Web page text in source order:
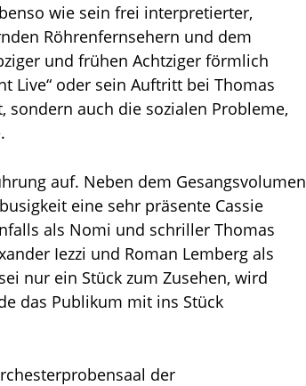
wie sein frei interpretierter,
Röhrenfernsehern und dem
und frühen Achtziger förmlich
Live“ oder sein Auftritt bei Thomas
sondern auch die sozialen Probleme,
auf. Neben dem Gesangsvolumen
eine sehr präsente Cassie
als Nomi und schriller Thomas
Iezzi und Roman Lemberg als
nur ein Stück zum Zusehen, wird
das Publikum mit ins Stück
der